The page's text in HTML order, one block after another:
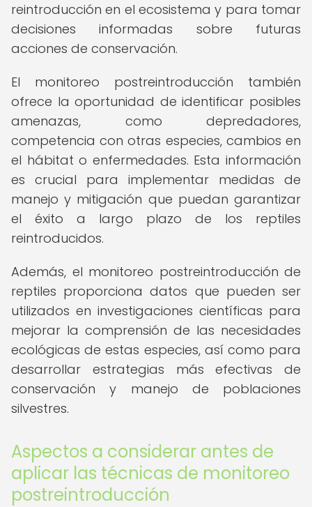
reintroducción en el ecosistema y para tomar
decisiones informadas sobre futuras
acciones de conservación.
El monitoreo postreintroducción también
ofrece la oportunidad de identificar posibles
amenazas, como depredadores,
competencia con otras especies, cambios en
el hábitat o enfermedades. Esta información
es crucial para implementar medidas de
manejo y mitigación que puedan garantizar
el éxito a largo plazo de los reptiles
reintroducidos.
Además, el monitoreo postreintroducción de
reptiles proporciona datos que pueden ser
utilizados en investigaciones científicas para
mejorar la comprensión de las necesidades
ecológicas de estas especies, así como para
desarrollar estrategias más efectivas de
conservación y manejo de poblaciones
silvestres.
Aspectos a considerar antes de
aplicar las técnicas de monitoreo
postreintroducción